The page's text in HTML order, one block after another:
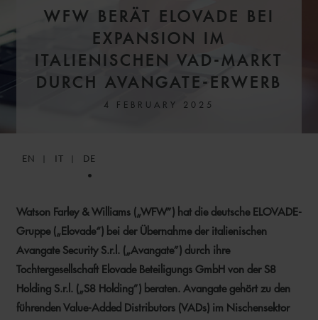
WFW BERÄT ELOVADE BEI
EXPANSION IM
ITALIENISCHEN VAD-MARKT
DURCH AVANGATE-ERWERB
4 FEBRUARY 2025
EN IT DE
Watson Farley & Williams („WFW”) hat die deutsche ELOVADE-
Gruppe („Elovade“) bei der Übernahme der italienischen
Avangate Security S.r.l. („Avangate”) durch ihre
Tochtergesellschaft Elovade Beteiligungs GmbH von der S8
Holding S.r.l. („S8 Holding”) beraten. Avangate gehört zu den
führenden Value-Added Distributors (VADs) im Nischensektor